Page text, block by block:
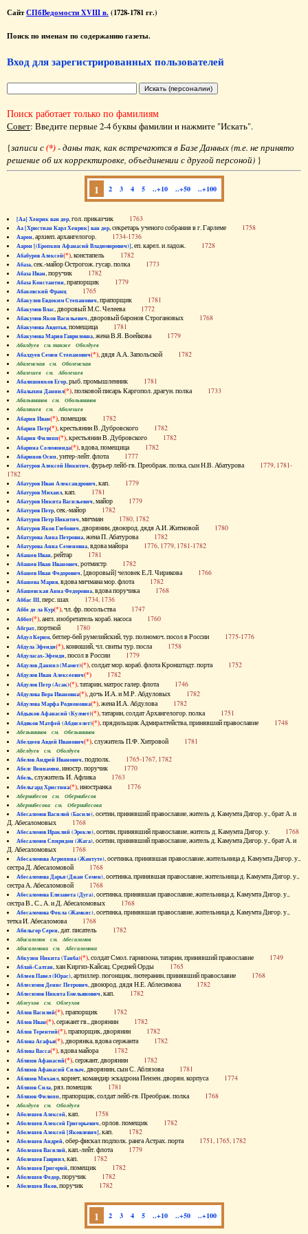
СайтСПбВедомости XVIII в. (1728-1781 гг.)
Поиск по именам по содержанию газеты.
Вход для зарегистрированных пользователей
Поиск работает только по фамилиям
Совет: Введите первые 2-4 буквы фамилии и нажмите "Искать".
{записи с(*)- даны так, как встречаются в Базе Данных (т.е. не принято
решение об их корректировке, объединении с другой персоной) }
1 2 3 4 5 ..+10 ..+50 ..+100
[Аа] Хенрик ван дер, гол. приказчик 1763
Аа [Христиан Карл Хенрик] ван дер, секретарь ученого собрания в г. Гарлеме 1758
Аарон, архиеп. архангелогор. 1734-1736
Аарон [(Еропкин Афанасий Владимирович)], еп. карел. и ладож. 1728
Абабуров Алексей(*), констапель 1782
Абаза, сек.-майор Острогож. гусар. полка 1773
Абаза Иван, поручик 1782
Абаза Константин, прапорщик 1779
Абаковский Франц 1765
Абакулов Евдоким Степанович, прапорщик 1781
Абакумов Влас, дворовый М.С. Челеева 1772
Абакумов Яков Васильевич, дворовый баронов Строгановых 1768
Абакумова Авдотья, помещица 1781
Абакумова Мария Гавриловна, жена В.Я. Воейкова 1779
Абалдуев см. также Оболдуев
Абалдуев Семен Степанович(*), дядя А.А. Запольской 1782
Абаленская см. Оболенская
Абалешев см. Аболешев
Абалишников Егор, рыб. промышленник 1781
Абалыхин Даниил(*), полковой писарь Каргопол. драгун. полка 1733
Абальянинов см. Обольянинов
Абаляшев см. Аболешев
Абарин Иван(*), помещик 1782
Абарин Петр(*), крестьянин В. Дубровского 1782
Абарин Филипп(*), крестьянин В. Дубровского 1782
Абарина Соломонида(*), вдова, помещица 1782
Абаринов Осип, унтер-лейт. флота 1777
Абатуров Алексей Никитич, фурьер лейб-гв. Преображ. полка, сын Н.В. Абатурова 1779, 1781-
1782
Абатуров Иван Александрович, кап. 1779
Абатуров Михаил, кап. 1781
Абатуров Никита Васильевич, майор 1779
Абатуров Петр, сек.-майор 1782
Абатуров Петр Никитич, мичман 1780, 1782
Абатуров Яков Глебович, дворянин, двоюрод. дядя А.И. Житновой 1780
Абатурова Анна Петровна, жена П. Абатурова 1782
Абатурова Анна Семеновна, вдова майора 1776, 1779, 1781-1782
Абашев Иван, рейтар 1781
Абашев Иван Иванович, ротмистр 1782
Абашев Иван Федорович, [дворовый] человек Е.Л. Чирикова 1766
Абашева Мария, вдова мичмана мор. флота 1782
Абашевская Анна Федоровна, вдова поручика 1768
Аббас III, перс. шах 1734, 1736
Аббе де ла Кур(*), чл. фр. посольства 1747
Аббот(*), англ. изобретатель кораб. насоса 1760
Абграт, портной 1780
Абдул Керим, беглер-бей румелийский, тур. полномоч. посол в России 1775-1776
Абдула Эфенди(*), конюший, чл. свиты тур. посла 1758
Абдуласах-Эфенди, посол в России 1779
Абдулов Даниил (Мамет)(*), солдат мор. кораб. флота Кронштадт. порта 1752
Абдулов Иван Алексеевич(*) 1782
Абдулов Петр (Асак)(*), татарин, матрос галер. флота 1746
Абдулова Вера Ивановна(*), дочь И.А. и М.Р. Абдуловых 1782
Абдулова Марфа Родионовна(*), жена И.А. Абдулова 1782
Абдыков Афанасий (Кулмет)(*), татарин, солдат Архангелогор. полка 1751
Абдяков Матфей (Абдяселет)(*), прядильщик Адмиралтейства, принявший православие 1748
Абезьянинов см. Обезьянинов
Абелдеев Авдей Иванович(*), служитель П.Ф. Хитровой 1781
Абелдуев см. Оболдуев
Абелов Андрей Иванович, подполк. 1765-1767, 1782
Абелс Вениамин, иностр. поручик 1770
Абель, служитель И. Афлика 1763
Абельгард Христина(*), иностранка 1776
Абернибесов см. Обернибесов
Абернибесова см. Обернибесова
Абесаломов Василий (Басиле), осетин, принявший православие, житель д. Камумта Дигор. у., брат А. и
Д. Абесаломовых 1768
Абесаломов Ираклий (Эрекле), осетин, принявший православие, житель д. Камумта Дигор. у. 1768
Абесаломов Спиридон (Жага), осетин, принявший православие, житель д. Камумта Дигор. у., брат А. и
Д. Абесаломовых 1768
Абесаломова Агрипина (Жантуте), осетинка, принявшая православие, жительница д. Камумта Дигор. у.,
сестра Д. Абесаломовой 1768
Абесаломова Дарья (Джан Семен), осетинка, принявшая православие, жительница д. Камумта Дигор. у.,
сестра А. Абесаломовой 1768
Абесаломова Елизавета (Дуга), осетинка, принявшая православие, жительница д. Камумта Дигор. у.,
сестра В., С., А. и Д. Абесаломовых 1768
Абесаломова Фекла (Жамкис), осетинка, принявшая православие, жительница д. Камумта Дигор. у.,
тетка И. Абесаломова 1768
Абильгор Серен, дат. писатель 1782
Абисаломов см. Абесаломов
Абисаломова см. Абесаломова
Абкузин Никита (Танба)(*), солдат Смол. гарнизона, татарин, принявший православие 1749
Аблай-Салтан, хан Киргиз-Кайсац. Средней Орды 1765
Аблеев Павел (Юрас), артиллер. погонщик, лютеранин, принявший православие 1768
Аблесимов Денис Петрович, двоюрод. дядя Н.Е. Аблесимова 1782
Аблесимов Никита Емельянович, кап. 1782
Аблеухов см. Облеухов
Аблов Василий(*), прапорщик 1782
Аблов Иван(*), сержант гв., дворянин 1782
Аблов Терентий(*), прапорщик, дворянин 1782
Аблова Агафья(*), дворянка, вдова сержанта 1782
Аблова Васса(*), вдова майора 1782
Аблязов Афанасий(*), сержант, дворянин 1782
Аблязов Афанасий Силыч, дворянин, сын С. Аблязова 1781
Аблязов Михаил, корнет, командир эскадрона Пензен. дворян. корпуса 1774
Аблязов Сила, ряз. помещик 1781
Аблязов Филипп, прапорщик, солдат лейб-гв. Преображ. полка 1768
Аболдуев см. Оболдуев
Аболешев Алексей, кап. 1758
Аболешев Алексей Григорьевич, орлов. помещик 1782
Аболешев Алексей [Яковлевич], кап. 1782
Аболешев Андрей, обер-фискал подполк. ранга Астрах. порта 1751, 1765, 1782
Аболешев Василий, кап.-лейт. флота 1779
Аболешев Гавриил, кап. 1782
Аболешев Григорий, помещик 1782
Аболешев Федор, поручик 1782
Аболешев Яков, поручик 1782
1 2 3 4 5 ..+10 ..+50 ..+100